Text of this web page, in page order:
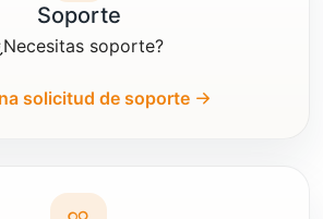
Soporte
soporte?
solicitud de soporte